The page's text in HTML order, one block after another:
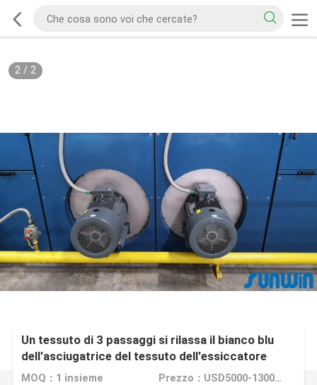
2/ 2
Un tessuto di 3 passaggi si rilassa il bianco blu
dell'asciugatrice del tessuto dell'essiccatore
MOQ：1 insieme Prezzo：USD5000-130000